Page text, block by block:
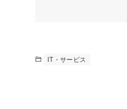
IT・サービス